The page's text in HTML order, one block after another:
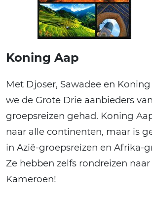
Koning Aap
Met Djoser, Sawadee en
we de Grote Drie aanbieders
groepsreizen gehad. Koning
naar alle continenten, maar is
in Azië-groepsreizen en Afrika-
Ze hebben zelfs rondreizen
Kameroen!